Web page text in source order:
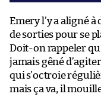
Emery l’y a aligné
de sorties pour se
Doit-on rappeler
jamais gêné
qui s’octroie
mais ça va, il